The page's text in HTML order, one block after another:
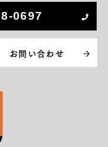
0697
お問い合わせ